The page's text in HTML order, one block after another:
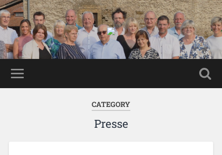
CATEGORY
Presse